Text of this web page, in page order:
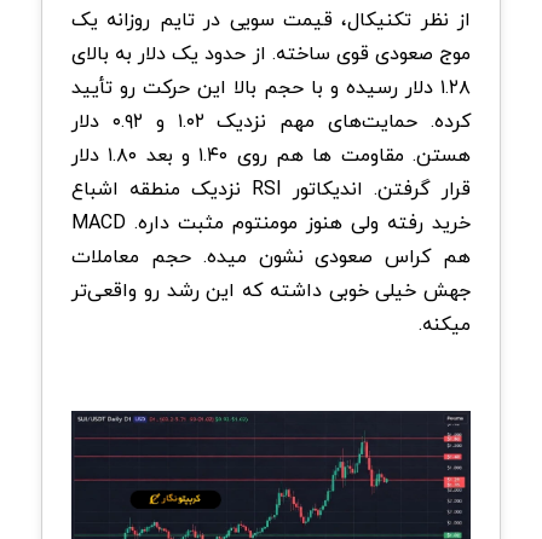
از نظر تکنیکال، قیمت سویی در تایم روزانه یک
موج صعودی قوی ساخته. از حدود یک دلار به بالای
۱.۲۸ دلار رسیده و با حجم بالا این حرکت رو تأیید
کرده. حمایت‌های مهم نزدیک ۱.۰۲ و ۰.۹۲ دلار
هستن. مقاومت ها هم روی ۱.۴۰ و بعد ۱.۸۰ دلار
قرار گرفتن. اندیکاتور RSI نزدیک منطقه اشباع
خرید رفته ولی هنوز مومنتوم مثبت داره. MACD
هم کراس صعودی نشون میده. حجم معاملات
جهش خیلی خوبی داشته که این رشد رو واقعی‌تر
میکنه.